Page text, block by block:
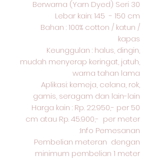
Berwarna (Yarn Dyed) Seri 30
Lebar kain: 145 - 150 cm
Bahan : 100% cotton / katun /
kapas
Keunggulan : halus, dingin,
mudah menyerap keringat, jatuh,
warna tahan lama
Aplikasi: kemeja, celana, rok,
gamis, seragam dan lain-lain
Harga kain : Rp. 22.950,- per 50
cm atau Rp. 45.900,- per meter
Info Pemesanan:
Pembelian meteran dengan
minimum pembelian 1 meter